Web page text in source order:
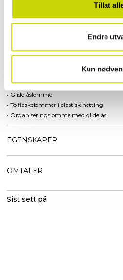
Tillat
Endre
Kun
på frontpanelet, innvendig
laptoplomme. Kompresjonsstropper
redusere volumet og stabilisere lasten,
oppbevares i en av de lett tilgjengelige
• Stor hoveddel med innvendig
• Glidelåslomme
• To flaskelommer i elastisk netting
• Organiseringslomme med glidelås
EGENSKAPER
OMTALER
Sist sett på